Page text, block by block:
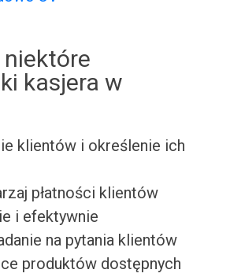
kasjera w
klientów i określenie ich
płatności klientów
i efektywnie
na pytania klientów
produktów dostępnych